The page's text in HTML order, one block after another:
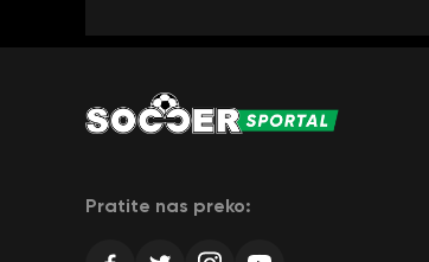
Pratite nas preko: